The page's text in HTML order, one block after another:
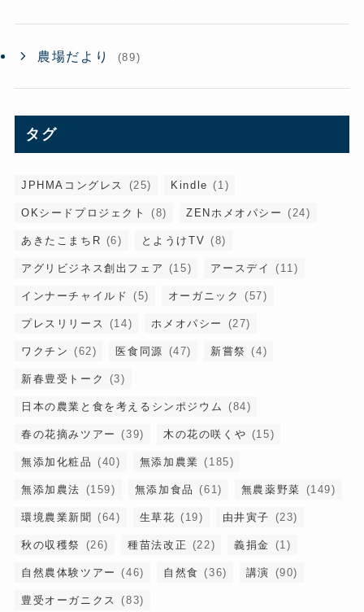
農場だより (89)
タグ
JPHMAコングレス (25) Kindle (1)
OKシードプロジェクト (8) ZENホメオパシー (24)
あきたこまちR (6) とようけTV (8)
アグリビジネス創出フェア (15) アースデイ (11)
インナーチャイルド (5) オーガニック (57)
プレスリリース (14) ホメオパシー (27)
ワクチン (62) 医食同源 (47) 新嘗祭 (4)
新春豊受トーク (3)
日本の農業と食を考えるシンポジウム (84)
春の花摘みツアー (39) 木の花の咲くや (15)
無添加化粧品 (40) 無添加農業 (185)
無添加農法 (159) 無添加食品 (61) 無農薬野菜 (149)
環境農業新聞 (64) 生草花 (19) 由井寅子 (23)
秋の収穫祭 (26) 種苗法改正 (22) 義捐金 (1)
自然農体験ツアー (46) 自然食 (36) 講演 (90)
豊受オーガニクス (83)